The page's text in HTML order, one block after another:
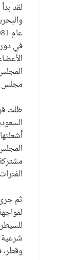
لقد
مجلس
ظلت
شرعية